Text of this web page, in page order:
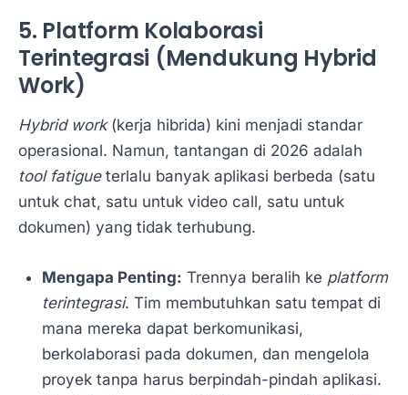
5. Platform Kolaborasi
Terintegrasi (Mendukung Hybrid
Work)
Hybrid work(kerja hibrida) kini menjadi standar
operasional. Namun, tantangan di 2026 adalah
tool fatigue terlalu banyak aplikasi berbeda (satu
untuk chat, satu untuk video call, satu untuk
dokumen) yang tidak terhubung.
Mengapa Penting: Trennya beralih ke platform
terintegrasi. Tim membutuhkan satu tempat di
mana mereka dapat berkomunikasi,
berkolaborasi pada dokumen, dan mengelola
proyek tanpa harus berpindah-pindah aplikasi.